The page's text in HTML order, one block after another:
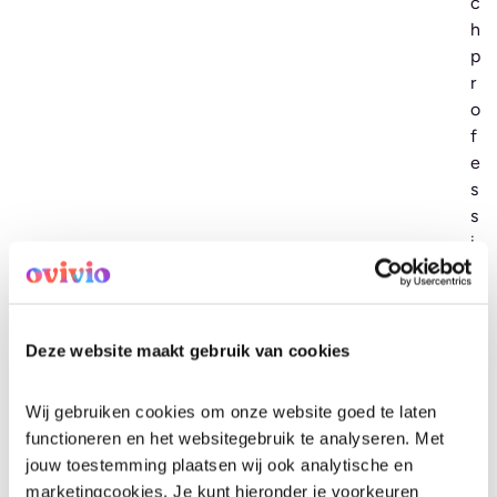
Deze website maakt gebruik van cookies
Wij gebruiken cookies om onze website goed te laten
functioneren en het websitegebruik te analyseren. Met
jouw toestemming plaatsen wij ook analytische en
marketingcookies. Je kunt hieronder je voorkeuren
h
p
r
o
f
e
s
s
i
o
Wat je in